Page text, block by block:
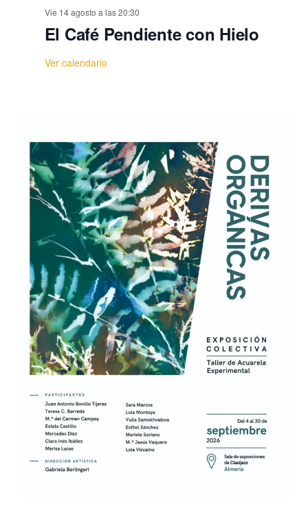
Vie 14 agosto a las 20:30
El Café Pendiente con Hielo
Ver calendario